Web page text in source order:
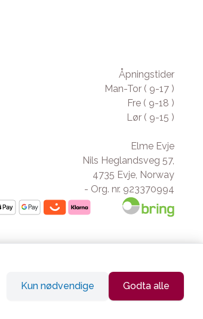
Åpningstider
Man-Tor ( 9-17 )
Fre ( 9-18 )
Lør ( 9-15 )
Elme Evje
Nils Heglandsveg 57,
4735 Evje, Norway
- Org. nr. 923370994
Siden driftes avShoplabs
Kun nødvendige Godta alle